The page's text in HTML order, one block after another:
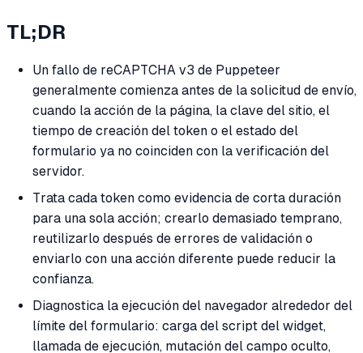
TL;DR
Un fallo de reCAPTCHA v3 de Puppeteer
generalmente comienza antes de la solicitud de envío,
cuando la acción de la página, la clave del sitio, el
tiempo de creación del token o el estado del
formulario ya no coinciden con la verificación del
servidor.
Trata cada token como evidencia de corta duración
para una sola acción; crearlo demasiado temprano,
reutilizarlo después de errores de validación o
enviarlo con una acción diferente puede reducir la
confianza.
Diagnostica la ejecución del navegador alrededor del
límite del formulario: carga del script del widget,
llamada de ejecución, mutación del campo oculto,